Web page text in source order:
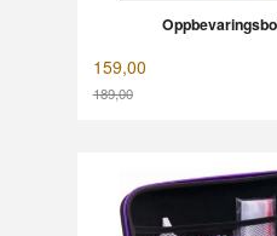
159,00
189,00